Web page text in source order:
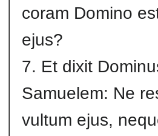
coram Domino
ejus?
7. Et dixit
Samuelem: Ne
vultum ejus,